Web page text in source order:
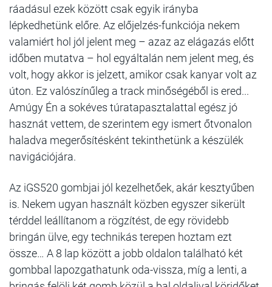
ráadásul ezek között csak egyik irányba
lépkedhetünk előre. Az előjelzés-funkciója nekem
valamiért hol jól jelent meg – azaz az elágazás előtt
időben mutatva – hol egyáltalán nem jelent meg, és
volt, hogy akkor is jelzett, amikor csak kanyar volt az
úton. Ez valószínűleg a track minőségéből is ered...
Amúgy Én a sokéves túratapasztalattal egész jó
hasznát vettem, de szerintem egy ismert őtvonalon
haladva megerősítésként tekinthetünk a készülék
navigációjára.
Az iGS520 gombjai jól kezelhetőek, akár kesztyűben
is. Nekem ugyan használt közben egyszer sikerült
térddel leállítanom a rögzítést, de egy rövidebb
bringán ülve, egy technikás terepen hoztam ezt
össze… A 8 lap között a jobb oldalon található két
gombbal lapozgathatunk oda-vissza, míg a lenti, a